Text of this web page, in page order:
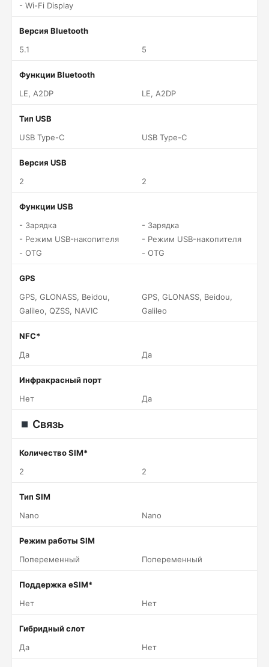
- Wi-Fi Display
Версия Bluetooth
5.1
5
Функции Bluetooth
LE, A2DP
LE, A2DP
Тип USB
USB Type-C
USB Type-C
Версия USB
2
2
Функции USB
- Зарядка
- Режим USB-накопителя
- OTG
- Зарядка
- Режим USB-накопителя
- OTG
GPS
GPS, GLONASS, Beidou,
Galileo, QZSS, NAVIC
GPS, GLONASS, Beidou,
Galileo
NFC*
Да
Да
Инфракрасный порт
Нет
Да
Связь
Количество SIM*
2
2
Тип SIM
Nano
Nano
Режим работы SIM
Попеременный
Попеременный
Поддержка eSIM*
Нет
Нет
Гибридный слот
Да
Нет